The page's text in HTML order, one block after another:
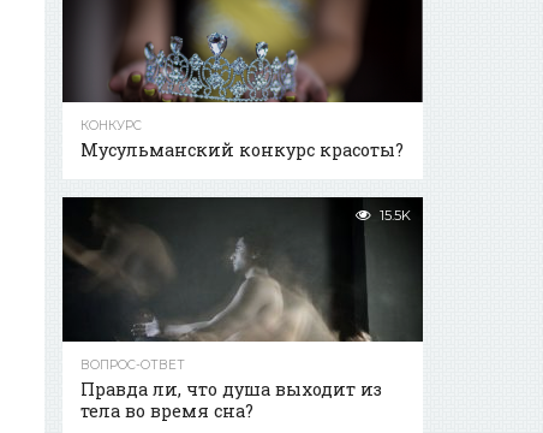
КОНКУРС
Мусульманский конкурс красоты?
15.5K
ВОПРОС-ОТВЕТ
Правда ли, что душа выходит из
тела во время сна?